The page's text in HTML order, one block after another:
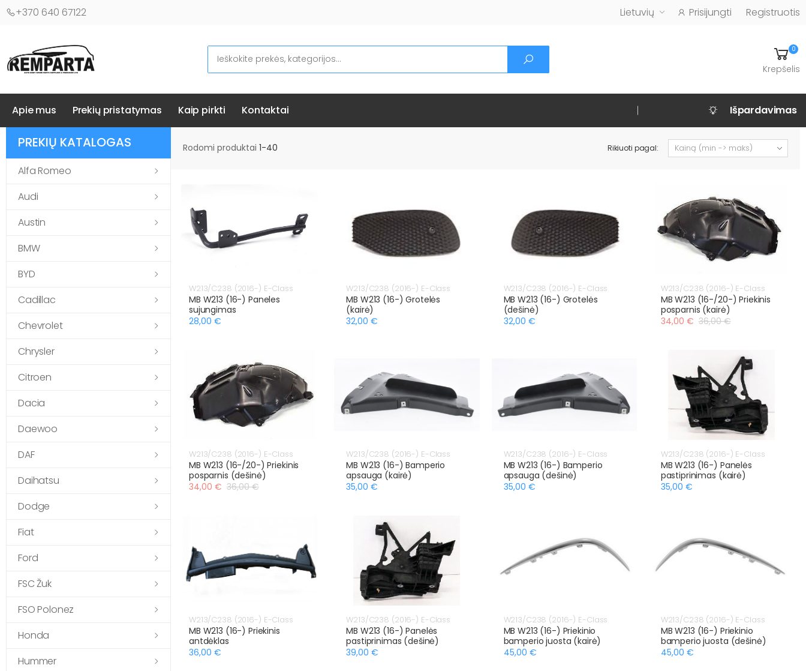
+370 640 67122 Lietuvių Prisijungti Registruotis
Ieškoti 0
Krepšelis
Apie mus Prekių pristatymas Kaip pirkti Kontaktai Išpardavimas
PREKIŲ KATALOGAS
Alfa Romeo
Audi
Austin
BMW
BYD
Cadillac
Chevrolet
Chrysler
Citroen
Dacia
Daewoo
DAF
Daihatsu
Dodge
Fiat
Ford
FSC Žuk
FSO Polonez
Honda
Hummer
Rodomi produktai 1-40 Rikiuoti pagal:
W213/C238 (2016-) E-Class
MB W213 (16-) Paneles
sujungimas
28,00 €
W213/C238 (2016-) E-Class
MB W213 (16-) Grotelės
(kairė)
32,00 €
W213/C238 (2016-) E-Class
MB W213 (16-) Grotelės
(dešinė)
32,00 €
W213/C238 (2016-) E-Class
MB W213 (16-/20-) Priekinis
posparnis (kairė)
34,00 € 36,00 €
W213/C238 (2016-) E-Class
MB W213 (16-/20-) Priekinis
posparnis (dešinė)
34,00 € 36,00 €
W213/C238 (2016-) E-Class
MB W213 (16-) Bamperio
apsauga (kairė)
35,00 €
W213/C238 (2016-) E-Class
MB W213 (16-) Bamperio
apsauga (dešinė)
35,00 €
W213/C238 (2016-) E-Class
MB W213 (16-) Panelės
pastiprinimas (kairė)
35,00 €
W213/C238 (2016-) E-Class
MB W213 (16-) Priekinis
antdėklas
36,00 €
W213/C238 (2016-) E-Class
MB W213 (16-) Panelės
pastiprinimas (dešinė)
39,00 €
W213/C238 (2016-) E-Class
MB W213 (16-) Priekinio
bamperio juosta (kairė)
45,00 €
W213/C238 (2016-) E-Class
MB W213 (16-) Priekinio
bamperio juosta (dešinė)
45,00 €